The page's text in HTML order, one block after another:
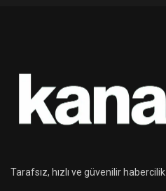
Tarafsız, hızlı ve güvenilir habercilik.